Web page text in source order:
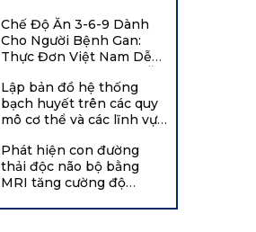
Chế Độ Ăn 3-6-9 Dành
Cho Người Bệnh Gan:
Thực Đơn Việt Nam Dễ
Lập bản đồ hệ thống
bạch huyết trên các quy
mô cơ thể và các lĩnh vực
hội thảo của Viện Tim,
Phổi và Máu Quốc gia
năm 2021 tại Hội nghị
Phát hiện con đường
thải độc não bộ bằng
MRI tăng cường độ